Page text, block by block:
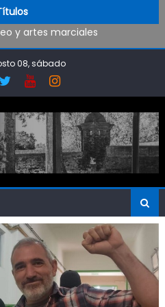
y artes marciales
vamos a soportar todo esto?
en Ensenada y necesita ganar
08, sábado